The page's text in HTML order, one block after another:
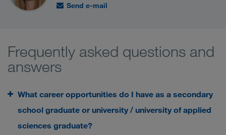
Send e-mail
Frequently asked questions and
answers
What career opportunities do I have as a secondary
school graduate or university / university of applied
sciences graduate?